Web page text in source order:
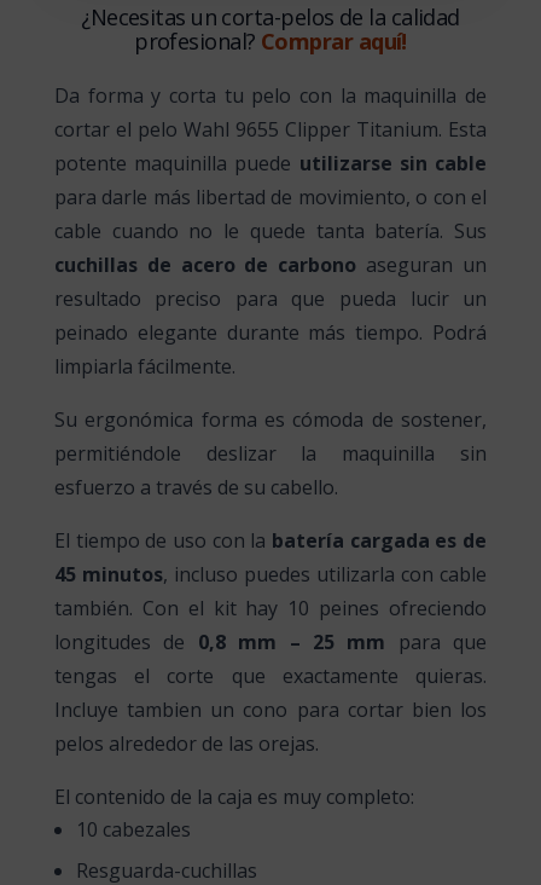
¿Necesitas un corta-pelos de la calidad
profesional? Comprar aquí!
Da forma y corta tu pelo con la maquinilla de
cortar el pelo Wahl 9655 Clipper Titanium. Esta
potente maquinilla puede utilizarse sin cable
para darle más libertad de movimiento, o con el
cable cuando no le quede tanta batería. Sus
cuchillas de acero de carbono aseguran un
resultado preciso para que pueda lucir un
peinado elegante durante más tiempo. Podrá
limpiarla fácilmente.
Su ergonómica forma es cómoda de sostener,
permitiéndole deslizar la maquinilla sin
esfuerzo a través de su cabello.
El tiempo de uso con la batería cargada es de
45 minutos, incluso puedes utilizarla con cable
también. Con el kit hay 10 peines ofreciendo
longitudes de 0,8 mm – 25 mm para que
tengas el corte que exactamente quieras.
Incluye tambien un cono para cortar bien los
pelos alrededor de las orejas.
El contenido de la caja es muy completo:
10 cabezales
Resguarda-cuchillas